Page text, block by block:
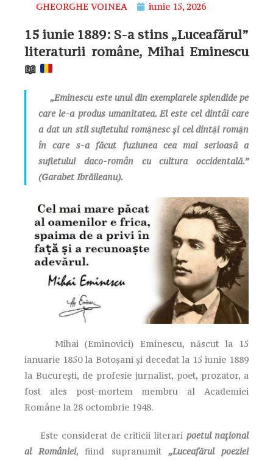
GHEORGHE VOINEA iunie 15, 2026
15 iunie 1889: S-a stins „Luceafărul”
literaturii române, Mihai Eminescu
📖
„Eminescu este unul din exemplarele splendide pe
care le-a produs umanitatea. El este cel dintâi care
a dat un stil sufletului romậnesc şi cel dintậi romận
în care s-a făcut fuziunea cea mai serioasă a
sufletului daco-român cu cultura occidentală.”
(Garabet Ibrăileanu).
Mihai (Eminovici) Eminescu, născut la 15
ianuarie 1850 la Botoşani și decedat la 15 iunie 1889
la Bucureşti, de profesie jurnalist, poet, prozator, a
fost ales post-mortem membru al Academiei
Române la 28 octombrie 1948.
Este considerat de criticii literari poetul naţional
al României, fiind supranumit „Luceafărul poeziei